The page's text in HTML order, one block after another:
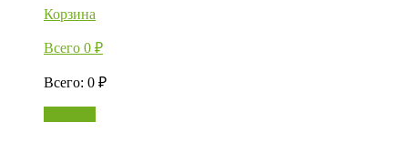
Корзина
Всего 0 ₽
Всего: 0 ₽